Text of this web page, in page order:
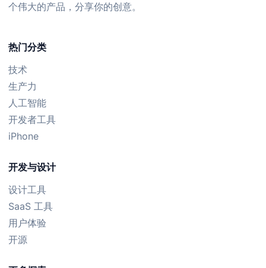
个伟大的产品，分享你的创意。
热门分类
技术
生产力
人工智能
开发者工具
iPhone
开发与设计
设计工具
SaaS 工具
用户体验
开源